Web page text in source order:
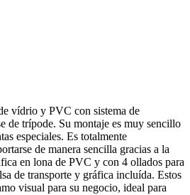
vídrio y PVC con sistema de
de trípode. Su montaje es muy sencillo
especiales. Es totalmente
de manera sencilla gracias a la
en lona de PVC y con 4 ollados para
de transporte y gráfica incluída. Estos
visual para su negocio, ideal para